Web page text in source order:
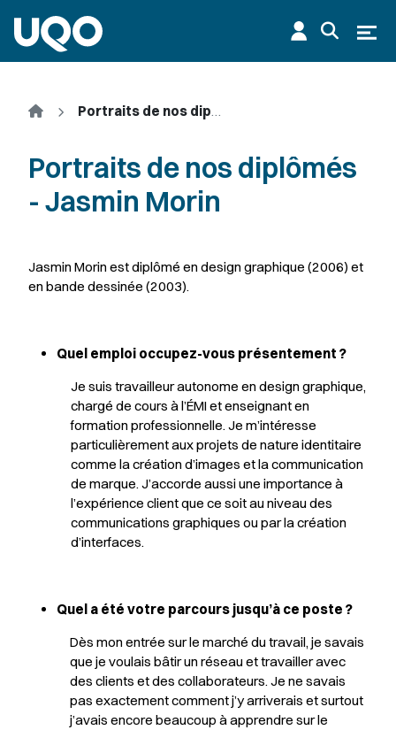
Accueil Portraits de nos diplômés - Jasmin Morin
Portraits de nos diplômés
- Jasmin Morin
Jasmin Morin est diplômé en design graphique (2006) et
en bande dessinée (2003).
Quel emploi occupez-vous présentement ?
Je suis travailleur autonome en design graphique,
chargé de cours à l’ÉMI et enseignant en
formation professionnelle. Je m’intéresse
particulièrement aux projets de nature identitaire
comme la création d’images et la communication
de marque. J’accorde aussi une importance à
l’expérience client que ce soit au niveau des
communications graphiques ou par la création
d’interfaces.
Quel a été votre parcours jusqu’à ce poste ?
Dès mon entrée sur le marché du travail, je savais
que je voulais bâtir un réseau et travailler avec
des clients et des collaborateurs. Je ne savais
pas exactement comment j’y arriverais et surtout
j’avais encore beaucoup à apprendre sur le